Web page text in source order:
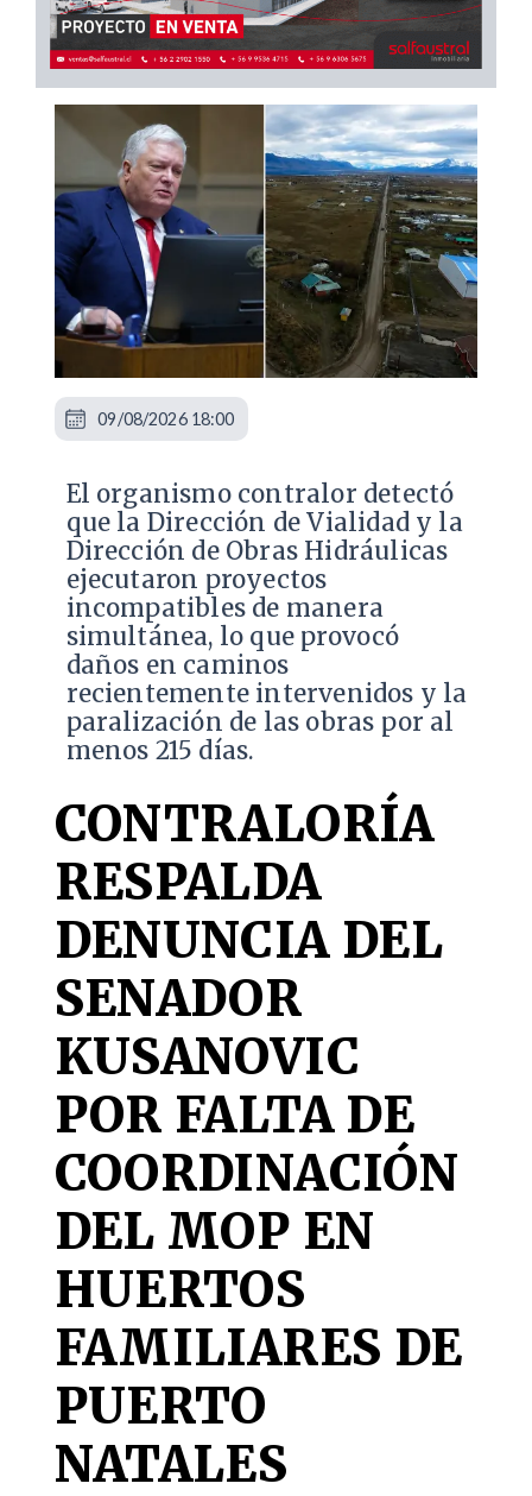
El organismo contralor detectó
que la Dirección de Vialidad y la
Dirección de Obras Hidráulicas
ejecutaron proyectos
incompatibles de manera
simultánea, lo que provocó
daños en caminos
recientemente intervenidos y la
paralización de las obras por al
menos 215 días.
CONTRALORÍA
RESPALDA
DENUNCIA DEL
SENADOR
KUSANOVIC
POR FALTA DE
COORDINACIÓN
DEL MOP EN
HUERTOS
FAMILIARES DE
PUERTO
NATALES
09/08/2026 18:00